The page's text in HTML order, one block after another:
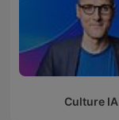
Culture IA